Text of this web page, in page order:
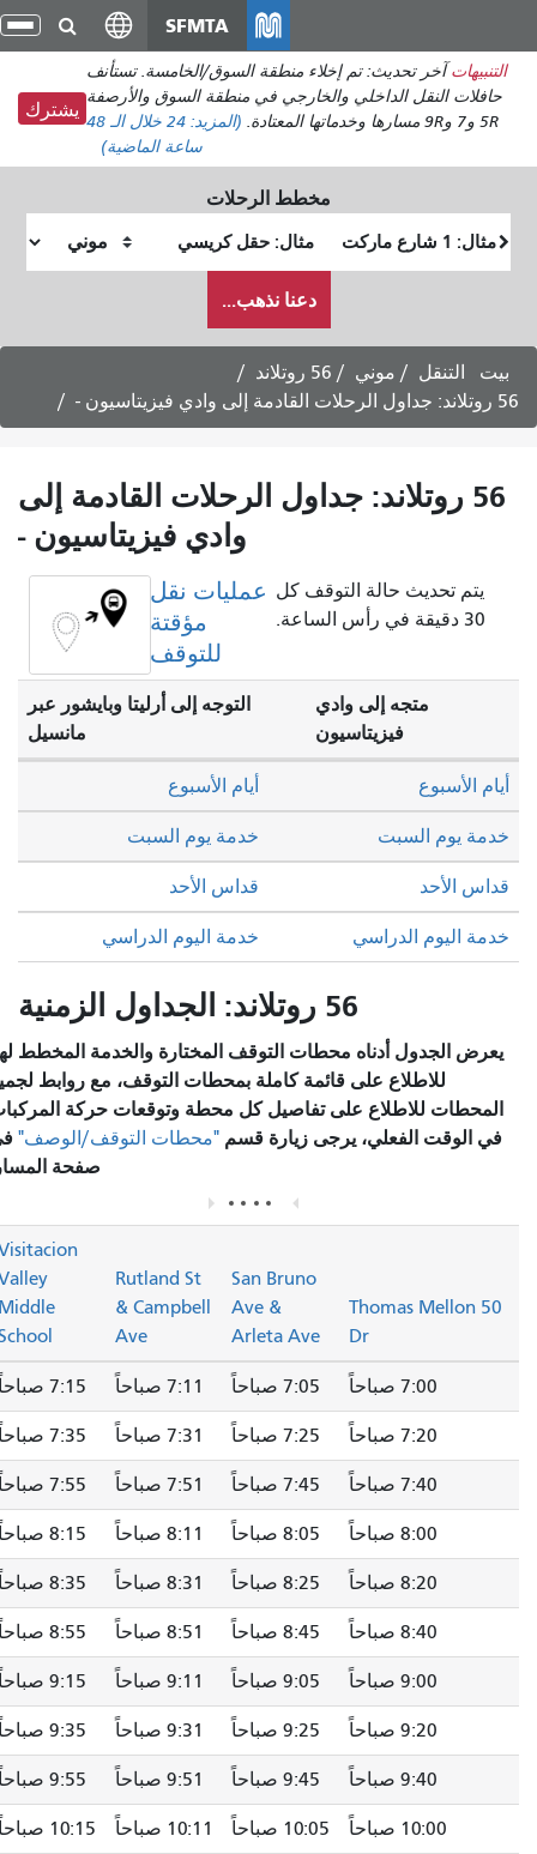
انتقل
إلى
المحتوى
الرئيسي
SFMTA
التنبيهات آخر تحديث: تم إخلاء منطقة السوق/الخامسة. تستأنف
حافلات النقل الداخلي والخارجي في منطقة السوق والأرصفة
5R و7 و9R مسارها وخدماتها المعتادة.
(المزيد:24
خلال الـ 48
ساعة الماضية)
يشترك
مخطط الرحلات
البداية
أرغب
في
السفر
دعنا نذهب...
بيت التنقل موني
56 روتلاند
56 روتلاند: جداول الرحلات القادمة إلى وادي فيزيتاسيون -
56 روتلاند: جداول الرحلات القادمة إلى
وادي فيزيتاسيون -
عمليات نقل
مؤقتة
للتوقف
يتم تحديث حالة التوقف كل
30 دقيقة في رأس الساعة.
متجه إلى وادي
فيزيتاسيون
التوجه إلى أرليتا وبايشور عبر
مانسيل
خدمة يوم السبت خدمة يوم السبت
قداس الأحد قداس الأحد
أيام الأسبوع أيام الأسبوع
خدمة اليوم الدراسي خدمة اليوم الدراسي
56 روتلاند: الجداول الزمنية
يعرض الجدول أدناه محطات التوقف المختارة والخدمة المخطط لها.
للاطلاع على قائمة كاملة بمحطات التوقف، مع روابط لجميع
المحطات للاطلاع على تفاصيل كل محطة وتوقعات حركة المركبات
في الوقت الفعلي، يرجى زيارة قسم"محطات التوقف/الوصف"في
صفحة المسار.
50 Thomas Mellon
Dr
San Bruno
Ave &
Arleta Ave
Rutland St
& Campbell
Ave
Visitacion
Valley
Middle
School
7:00 صباحاً 7:05 صباحاً 7:11 صباحاً 7:15 صباحاً
7:20 صباحاً 7:25 صباحاً 7:31 صباحاً 7:35 صباحاً
7:40 صباحاً 7:45 صباحاً 7:51 صباحاً 7:55 صباحاً
8:00 صباحاً 8:05 صباحاً 8:11 صباحاً 8:15 صباحاً
8:20 صباحاً 8:25 صباحاً 8:31 صباحاً 8:35 صباحاً
8:40 صباحاً 8:45 صباحاً 8:51 صباحاً 8:55 صباحاً
9:00 صباحاً 9:05 صباحاً 9:11 صباحاً 9:15 صباحاً
9:20 صباحاً 9:25 صباحاً 9:31 صباحاً 9:35 صباحاً
9:40 صباحاً 9:45 صباحاً 9:51 صباحاً 9:55 صباحاً
10:00 صباحاً 10:05 صباحاً 10:11 صباحاً 10:15 صباحاً